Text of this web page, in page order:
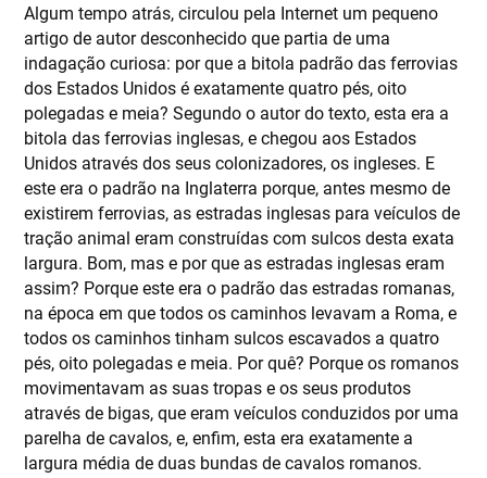
Algum tempo atrás, circulou pela Internet um pequeno
artigo de autor desconhecido que partia de uma
indagação curiosa: por que a bitola padrão das ferrovias
dos Estados Unidos é exatamente quatro pés, oito
polegadas e meia? Segundo o autor do texto, esta era a
bitola das ferrovias inglesas, e chegou aos Estados
Unidos através dos seus colonizadores, os ingleses. E
este era o padrão na Inglaterra porque, antes mesmo de
existirem ferrovias, as estradas inglesas para veículos de
tração animal eram construídas com sulcos desta exata
largura. Bom, mas e por que as estradas inglesas eram
assim? Porque este era o padrão das estradas romanas,
na época em que todos os caminhos levavam a Roma, e
todos os caminhos tinham sulcos escavados a quatro
pés, oito polegadas e meia. Por quê? Porque os romanos
movimentavam as suas tropas e os seus produtos
através de bigas, que eram veículos conduzidos por uma
parelha de cavalos, e, enfim, esta era exatamente a
largura média de duas bundas de cavalos romanos.